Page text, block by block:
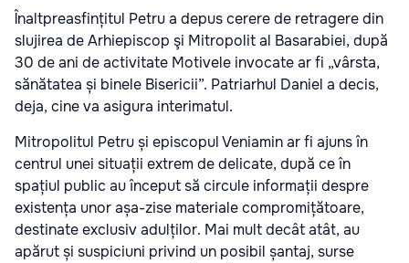
Înaltpreasfințitul Petru a depus cerere de retragere din
slujirea de Arhiepiscop şi Mitropolit al Basarabiei, după
30 de ani de activitate Motivele invocate ar fi „vârsta,
sănătatea și binele Bisericii”. Patriarhul Daniel a decis,
deja, cine va asigura interimatul.
Mitropolitul Petru și episcopul Veniamin ar fi ajuns în
centrul unei situații extrem de delicate, după ce în
spațiul public au început să circule informații despre
existența unor așa-zise materiale compromițătoare,
destinate exclusiv adulților. Mai mult decât atât, au
apărut și suspiciuni privind un posibil șantaj, surse